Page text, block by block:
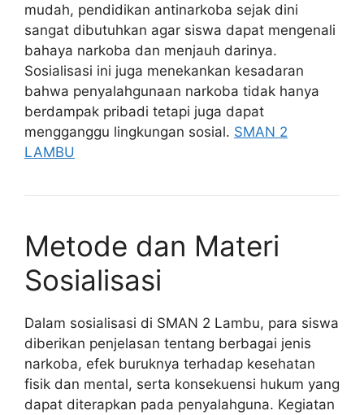
mudah, pendidikan antinarkoba sejak dini
sangat dibutuhkan agar siswa dapat mengenali
bahaya narkoba dan menjauh darinya.
Sosialisasi ini juga menekankan kesadaran
bahwa penyalahgunaan narkoba tidak hanya
berdampak pribadi tetapi juga dapat
mengganggu lingkungan sosial. SMAN 2
LAMBU
Metode dan Materi
Sosialisasi
Dalam sosialisasi di SMAN 2 Lambu, para siswa
diberikan penjelasan tentang berbagai jenis
narkoba, efek buruknya terhadap kesehatan
fisik dan mental, serta konsekuensi hukum yang
dapat diterapkan pada penyalahguna. Kegiatan